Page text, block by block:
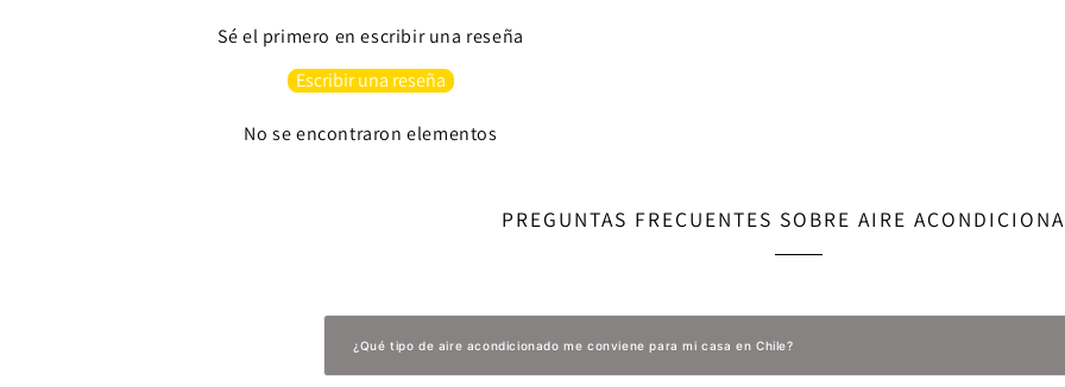
Sé el primero en escribir una reseña
Escribir una reseña
No se encontraron elementos
PREGUNTAS FRECUENTES SOBRE AIRE
¿Qué tipo de aire acondicionado me conviene para mi casa en Chile?